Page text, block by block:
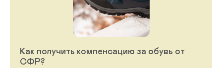
Как получить компенсацию за обувь от
СФР?